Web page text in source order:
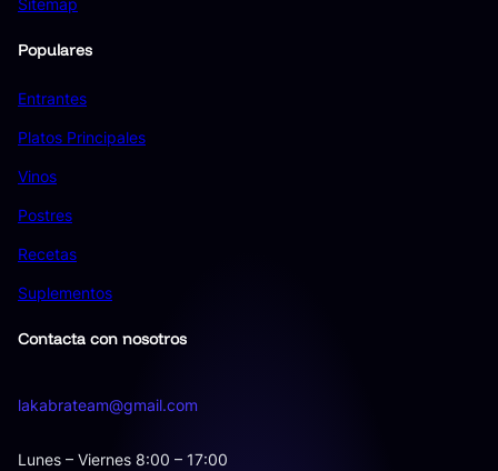
Sitemap
Populares
Entrantes
Platos Principales
Vinos
Postres
Recetas
Suplementos
Contacta con nosotros
lakabrateam@gmail.com
Lunes – Viernes 8:00 – 17:00